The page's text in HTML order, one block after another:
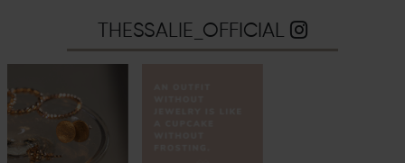
THESSALIE_OFFICIAL